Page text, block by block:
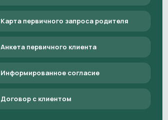
Карта первичного запроса родителя
Анкета первичного клиента
Информированное согласие
Договор с клиентом